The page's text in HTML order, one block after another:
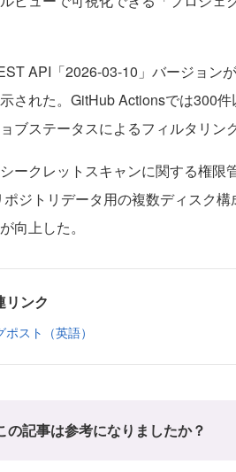
API「2026-03-10」バージョン
された。GitHub Actionsでは300
ブステータスによるフィルタリン
ークレットスキャンに関する権限
ポジトリデータ用の複数ディスク
向上した。
リンク
ポスト（英語）
の記事は参考になりましたか？